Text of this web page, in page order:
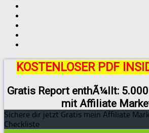
KOSTENLOSER PDF
Gratis Report enthÃ¼llt:
mit Affiliate
Sichere dir jetzt Gratis mein Affiliate
Checkliste